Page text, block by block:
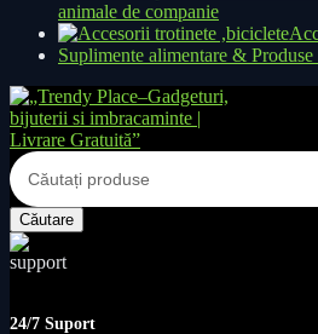
animale de companie
Suplimente alimentare & Produse
Căutare
24/7 Suport